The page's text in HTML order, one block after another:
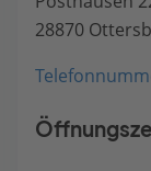
28870